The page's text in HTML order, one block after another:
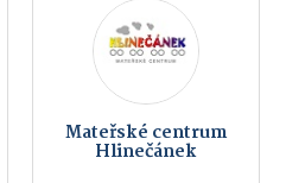
Mateřské centrum
Hlinečánek